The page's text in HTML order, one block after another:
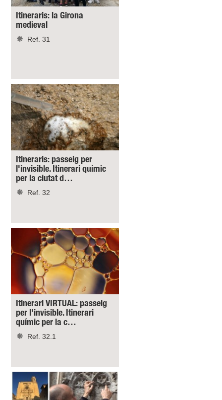
Itineraris: la Girona
medieval
Ref. 31
Itineraris: passeig per
l'invisible. Itinerari químic
per la ciutat d…
Ref. 32
Itinerari VIRTUAL: passeig
per l'invisible. Itinerari
químic per la c…
Ref. 32.1